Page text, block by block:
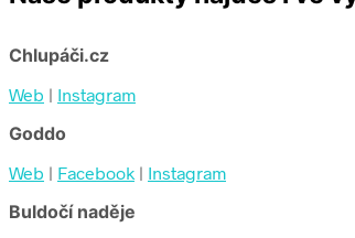
Chlupáči.cz
Web | Instagram
Goddo
Web | Facebook | Instagram
Buldočí naděje